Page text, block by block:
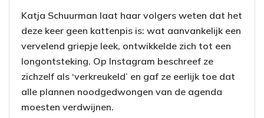
Katja Schuurman laat haar volgers weten dat het
deze keer geen kattenpis is: wat aanvankelijk een
vervelend griepje leek, ontwikkelde zich tot een
longontsteking. Op Instagram beschreef ze
zichzelf als ‘verkreukeld’ en gaf ze eerlijk toe dat
alle plannen noodgedwongen van de agenda
moesten verdwijnen.